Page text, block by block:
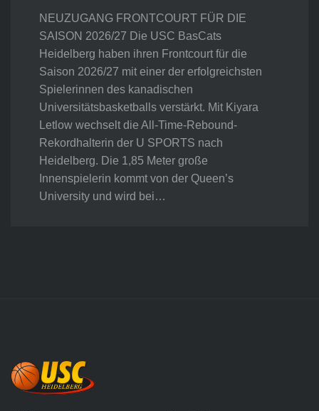
NEUZUGANG FRONTCOURT FÜR DIE
SAISON 2026/27 Die USC BasCats
Heidelberg haben ihren Frontcourt für die
Saison 2026/27 mit einer der erfolgreichsten
Spielerinnen des kanadischen
Universitätsbasketballs verstärkt. Mit Kiyara
Letlow wechselt die All-Time-Rebound-
Rekordhalterin der U SPORTS nach
Heidelberg. Die 1,85 Meter große
Innenspielerin kommt von der Queen’s
University und wird bei…